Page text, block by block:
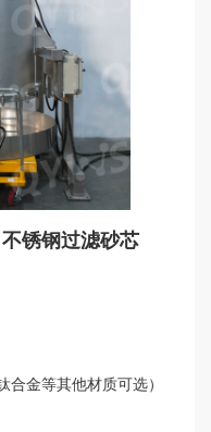
锈钢过滤砂芯
(四氟、钛合金等其他材质可选）